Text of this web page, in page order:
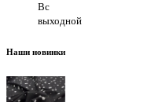
Вс
выходной
Наши новинки